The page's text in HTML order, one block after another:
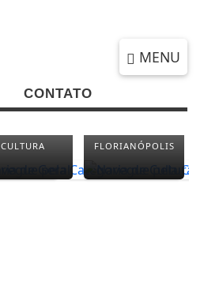
MENU
CONTATO
CULTURA FLORIANÓPOLIS